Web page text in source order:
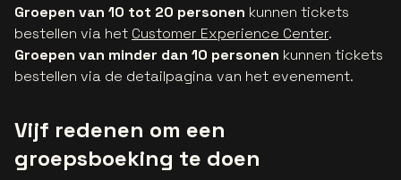
Groepen van 10 tot 20 personen kunnen tickets
bestellen via het Customer Experience Center.
Groepen van minder dan 10 personen kunnen tickets
bestellen via de detailpagina van het evenement.
Vijf redenen om een
groepsboeking te doen